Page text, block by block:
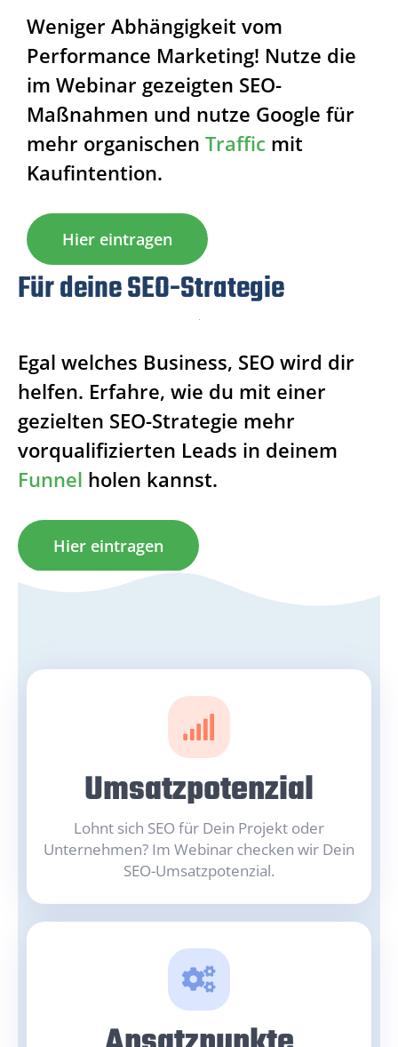
Weniger Abhängigkeit vom
Performance Marketing! Nutze die
im Webinar gezeigten SEO-
Maßnahmen und nutze Google für
mehr organischen Traffic mit
Kaufintention.
Hier eintragen
Für deine SEO-Strategie
Egal welches Business, SEO wird dir
helfen. Erfahre, wie du mit einer
gezielten SEO-Strategie mehr
vorqualifizierten Leads in deinem
Funnel holen kannst.
Hier eintragen
Umsatzpotenzial
Lohnt sich SEO für Dein Projekt oder
Unternehmen? Im Webinar checken wir Dein
SEO-Umsatzpotenzial.